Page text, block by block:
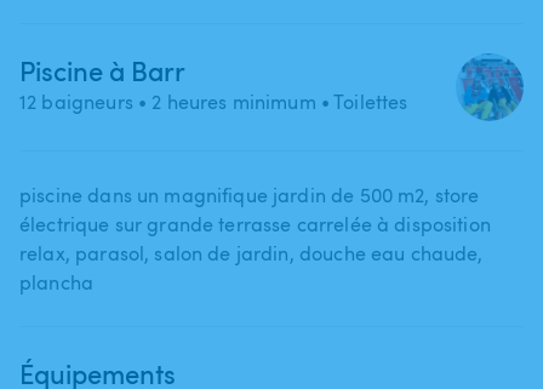
Piscine à Barr
12 baigneurs • 2 heures minimum • Toilettes
piscine dans un magnifique jardin de 500 m2​,​ store
électrique sur grande terrasse carrelée à disposition
relax​,​ parasol​,​ salon de jardin​,​ douche eau chaude​,​
plancha
Équipements